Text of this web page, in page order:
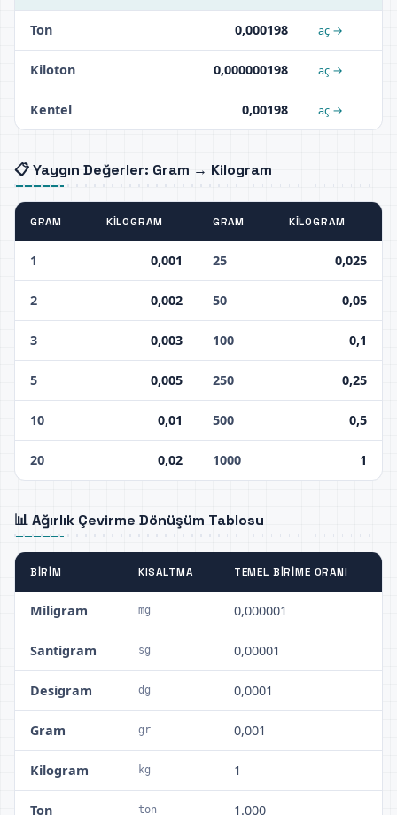
Ton 0,000198 aç →
Kiloton 0,000000198 aç →
Kentel 0,00198 aç →
📋 Yaygın Değerler: Gram → Kilogram
GRAM KILOGRAM GRAM KILOGRAM
1 0,001 25 0,025
2 0,002 50 0,05
3 0,003 100 0,1
5 0,005 250 0,25
10 0,01 500 0,5
20 0,02 1000 1
📊 Ağırlık Çevirme Dönüşüm Tablosu
BIRIM KISALTMA TEMEL BIRIME ORANI
Miligram mg 0,000001
Santigram sg 0,00001
Desigram dg 0,0001
Gram gr 0,001
Kilogram kg 1
Ton ton 1.000